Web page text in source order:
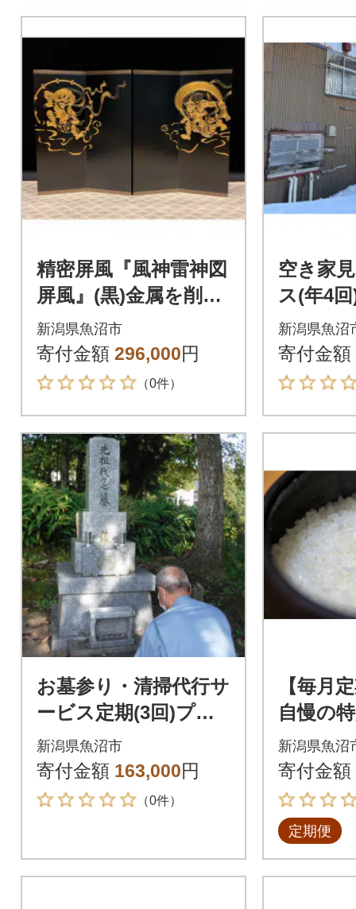
精密屏風『風神雷神図
屏風』(黒)金属を削り
込んだミニ屏風
新潟県魚沼市
寄付金額 296,000円
（0件）
空き家
ス(年4
新潟県魚沼
寄付金額
お墓参り・清掃代行サ
ービス定期(3回)プラ
ン
新潟県魚沼市
寄付金額 163,000円
（0件）
【毎月
自慢の
産コシ
新潟県魚沼
寄付金額
定期便